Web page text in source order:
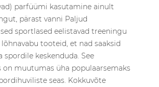
parfüümi kasutamine ainult
pärast vanni Paljud
sportlased eelistavad treeningu
tooteid, et nad saaksid
keskenduda. See
on muutumas üha populaarsemaks
seas. Kokkuvõte